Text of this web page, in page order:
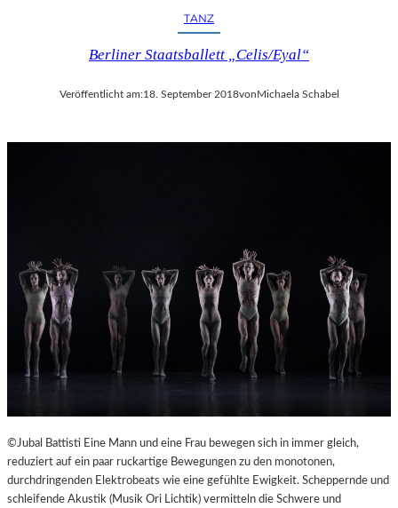
TANZ
Berliner Staatsballett „Celis/Eyal“
Veröffentlicht am:18. September 2018vonMichaela Schabel
©Jubal Battisti Eine Mann und eine Frau bewegen sich in immer gleich,
reduziert auf ein paar ruckartige Bewegungen zu den monotonen,
durchdringenden Elektrobeats wie eine gefühlte Ewigkeit. Scheppernde und
schleifende Akustik (Musik Ori Lichtik) vermitteln die Schwere und